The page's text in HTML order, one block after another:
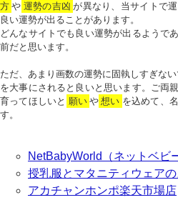
方 や 運勢の吉凶 が異なり、当サイトで
良い運勢が出ることがあります。
どんなサイトでも良い運勢が出るようで
前だと思います。
ただ、あまり画数の運勢に固執しすぎな
を大事にされると良いと思います。ご両
育ってほしいと 願い や 想い を込めて、
す。
NetBabyWorld（ネットベビ
授乳服とマタニティウェア
アカチャンホンポ楽天市場店